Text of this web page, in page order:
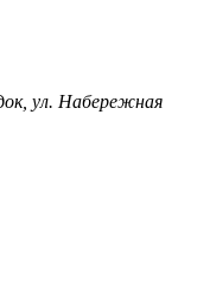
ул. Набережная